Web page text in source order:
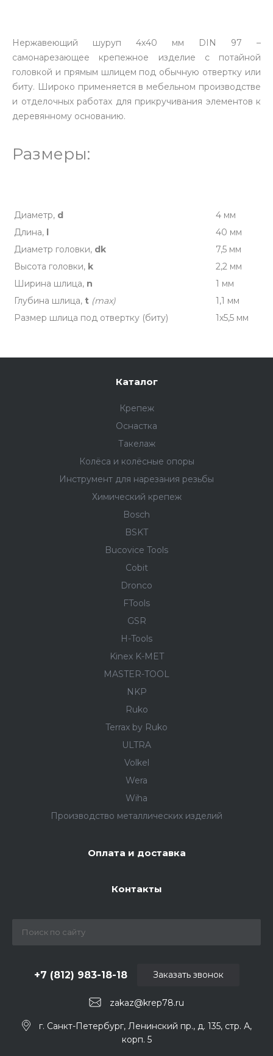
Нержавеющий шуруп 4х40 мм DIN 97 –
самонарезающее крепежное изделие с потайной
головкой и прямым шлицем под обычную отвертку или
биту. Широко применяется в мебельном производстве
и отделочных работах для прикручивания элементов к
деревянному основанию.
Размеры:
Диаметр, d
4 мм
Длина, l
40 мм
Диаметр головки, dk
7,5 мм
Высота головки, k
2,2 мм
Ширина шлица, n
1 мм
Глубина шлица, t (max)
1,1 мм
Размер шлица под отвертку (биту)
1х5,5 мм
Каталог
Крепеж
Оснастка
Такелаж
Колёса и колëсные опоры
Инструмент для нарезания резьбы
Химический крепеж
Bosch
BSKT
Bucovice Tools
Cobit
Dronco
FTools
GSR
H-Tools
Kinex K-MET
MASTER-TOOL
NKP
Ruko
Terrax by Ruko
ULTRA
Volkel
Wera
Wiha
Производство металлических изделий
Оплата и доставка
Контакты
zakaz@krep78.ru
+7 (812) 983-18-18
г. Санкт-Петербург, Ленинский пр., д. 135, стр. А,
корп. 5
Заказать звонок